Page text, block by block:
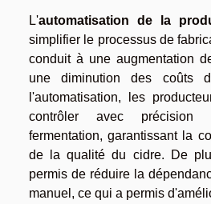
L'automatisation de la
simplifier le processus de
conduit à une augmentation
une diminution des coûts
l'automatisation, les
contrôler avec
fermentation, garantissant la
de la qualité du cidre. De
permis de réduire la
manuel, ce qui a permis